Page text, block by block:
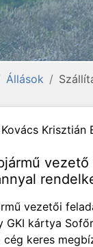
Állások
Kovács Krisztián
vezetői
GKI kártya
cég keres